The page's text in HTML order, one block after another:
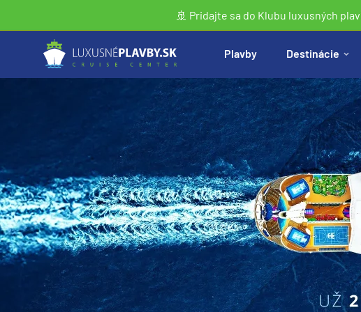
🚢 Pridajte sa do Klubu luxusných
Plavby Destinácie
Vyhľadať